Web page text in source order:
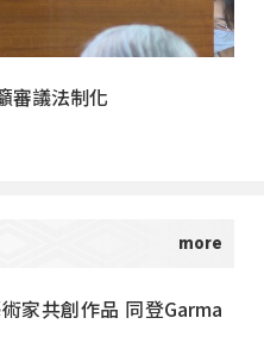
審議法制化
家共創作品 同登Garma